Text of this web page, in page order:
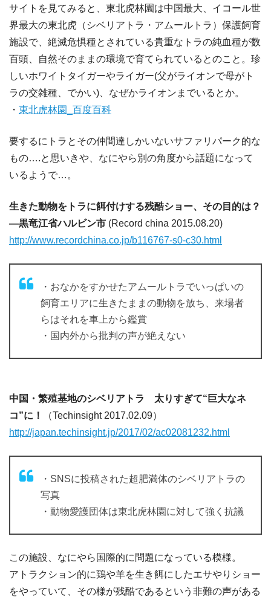
サイトを見てみると、東北虎林園は中国最大、イコール世
界最大の東北虎（シベリアトラ・アムールトラ）保護飼育
施設で、絶滅危惧種とされている貴重なトラの純血種が数
百頭、自然そのままの環境で育てられているとのこと。珍
しいホワイトタイガーやライガー(父がライオンで母がト
ラの交雑種、でかい)、なぜかライオンまでいるとか。
・ 東北虎林園_百度百科
要するにトラとその仲間達しかいないサファリパーク的な
もの….と思いきや、なにやら別の角度から話題になって
いるようで…。
生きた動物をトラに餌付けする残酷ショー、その目的は？
―黒竜江省ハルビン市 (Record china 2015.08.20)
http://www.recordchina.co.jp/b116767-s0-c30.html
・おなかをすかせたアムールトラでいっぱいの
飼育エリアに生きたままの動物を放ち、来場者
らはそれを車上から鑑賞
・国内外から批判の声が絶えない
中国・繁殖基地のシベリアトラ 太りすぎて“巨大なネ
コ”に！
（Techinsight 2017.02.09）
http://japan.techinsight.jp/2017/02/ac02081232.html
・SNSに投稿された超肥満体のシベリアトラの
写真
・動物愛護団体は東北虎林園に対して強く抗議
この施設、なにやら国際的に問題になっている模様。
アトラクション的に鶏や羊を生き餌にしたエサやりショー
をやっていて、その様が残酷であるという非難の声がある